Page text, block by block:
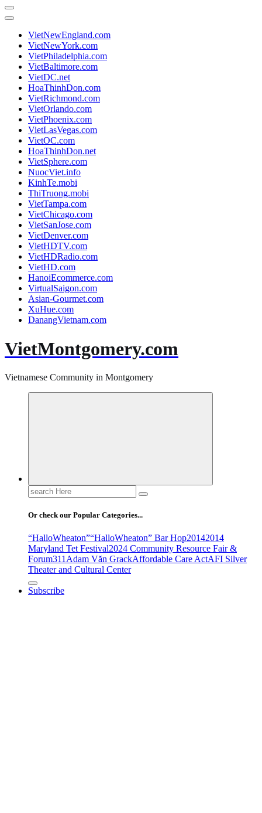
VietNewEngland.com
VietNewYork.com
VietPhiladelphia.com
VietBaltimore.com
VietDC.net
HoaThinhDon.com
VietRichmond.com
VietOrlando.com
VietPhoenix.com
VietLasVegas.com
VietOC.com
HoaThinhDon.net
VietSphere.com
NuocViet.info
KinhTe.mobi
ThiTruong.mobi
VietTampa.com
VietChicago.com
VietSanJose.com
VietDenver.com
VietHDTV.com
VietHDRadio.com
VietHD.com
HanoiEcommerce.com
VirtualSaigon.com
Asian-Gourmet.com
XuHue.com
DanangVietnam.com
VietMontgomery.com
Vietnamese Community in Montgomery
Search
for:
Or check our Popular Categories...
“HalloWheaton”“HalloWheaton” Bar Hop20142014
Maryland Tet Festival2024 Community Resource Fair &
Forum311Adam Văn GrackAffordable Care ActAFI Silver
Theater and Cultural Center
Subscribe